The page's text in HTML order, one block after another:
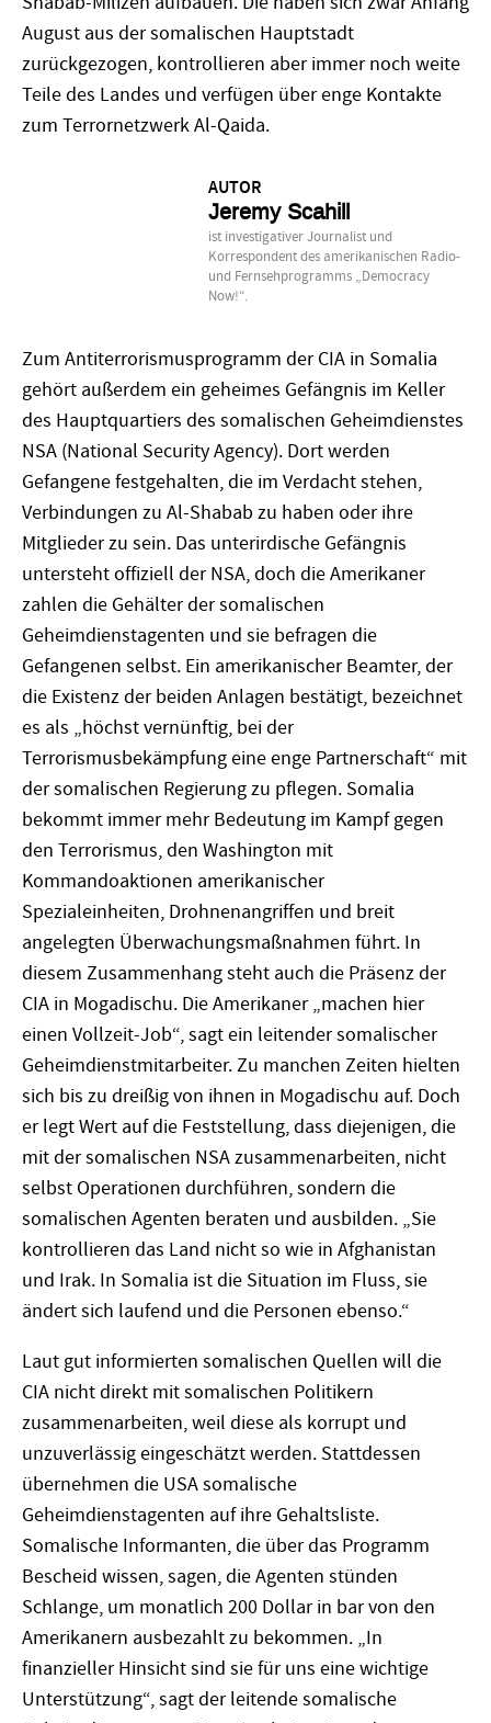
August aus der somalischen Hauptstadt
zurückgezogen, kontrollieren aber immer noch weite
Teile des Landes und verfügen über enge Kontakte
zum Terrornetzwerk Al-Qaida.
AUTOR
Jeremy Scahill
ist investigativer Journalist und
Korrespondent des amerikanischen Radio-
und Fernsehprogramms „Democracy
Now!“.
Zum Antiterrorismusprogramm der CIA in Somalia
gehört außerdem ein geheimes Gefängnis im Keller
des Hauptquartiers des somalischen Geheimdienstes
NSA (National Security Agency). Dort werden
Gefangene festgehalten, die im Verdacht stehen,
Verbindungen zu Al-Shabab zu haben oder ihre
Mitglieder zu sein. Das unterirdische Gefängnis
untersteht offiziell der NSA, doch die Amerikaner
zahlen die Gehälter der somalischen
Geheimdienstagenten und sie befragen die
Gefangenen selbst. Ein amerikanischer Beamter, der
die Existenz der beiden Anlagen bestätigt, bezeichnet
es als „höchst vernünftig, bei der
Terrorismusbekämpfung eine enge Partnerschaft“ mit
der somalischen Regierung zu pflegen. Somalia
bekommt immer mehr Bedeutung im Kampf gegen
den Terrorismus, den Washington mit
Kommandoaktionen amerikanischer
Spezialeinheiten, Drohnenangriffen und breit
angelegten Überwachungsmaßnahmen führt. In
diesem Zusammenhang steht auch die Präsenz der
CIA in Mogadischu. Die Amerikaner „machen hier
einen Vollzeit-Job“, sagt ein leitender somalischer
Geheimdienstmitarbeiter. Zu manchen Zeiten hielten
sich bis zu dreißig von ihnen in Mogadischu auf. Doch
er legt Wert auf die Feststellung, dass diejenigen, die
mit der somalischen NSA zusammenarbeiten, nicht
selbst Operationen durchführen, sondern die
somalischen Agenten beraten und ausbilden. „Sie
kontrollieren das Land nicht so wie in Afghanistan
und Irak. In Somalia ist die Situation im Fluss, sie
ändert sich laufend und die Personen ebenso.“
Laut gut informierten somalischen Quellen will die
CIA nicht direkt mit somalischen Politikern
zusammenarbeiten, weil diese als korrupt und
unzuverlässig eingeschätzt werden. Stattdessen
übernehmen die USA somalische
Geheimdienstagenten auf ihre Gehaltsliste.
Somalische Informanten, die über das Programm
Bescheid wissen, sagen, die Agenten stünden
Schlange, um monatlich 200 Dollar in bar von den
Amerikanern ausbezahlt zu bekommen. „In
finanzieller Hinsicht sind sie für uns eine wichtige
Unterstützung“, sagt der leitende somalische